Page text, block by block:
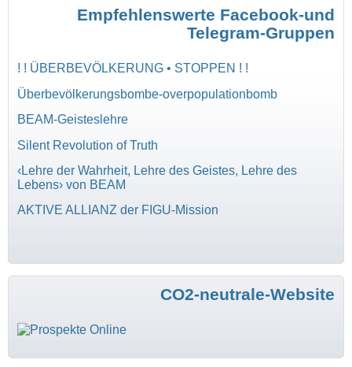
Empfehlenswerte Facebook-und
Telegram-Gruppen
! ! ÜBERBEVÖLKERUNG • STOPPEN ! !
Überbevölkerungsbombe-overpopulationbomb
BEAM-Geisteslehre
Silent Revolution of Truth
‹Lehre der Wahrheit, Lehre des Geistes, Lehre des
Lebens› von BEAM
AKTIVE ALLIANZ der FIGU-Mission
CO2-neutrale-Website